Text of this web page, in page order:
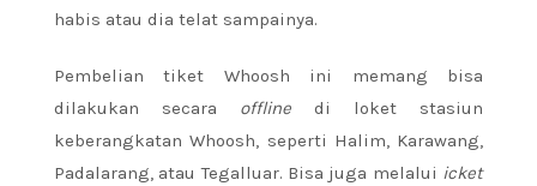
habis atau dia telat sampainya.
Pembelian tiket Whoosh ini memang bisa
dilakukan secara offline di loket stasiun
keberangkatan Whoosh, seperti Halim, Karawang,
Padalarang, atau Tegalluar. Bisa juga melalui icket